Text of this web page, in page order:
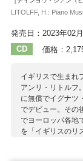
LITOLFF, H.: Piano
発売日：2023年02
CD
価格：
イギリスで生まれ
アンリ・リトルフ
に無償でイグナツ
でデビュー。その
でヨーロッパ各地
を「イギリスのリ